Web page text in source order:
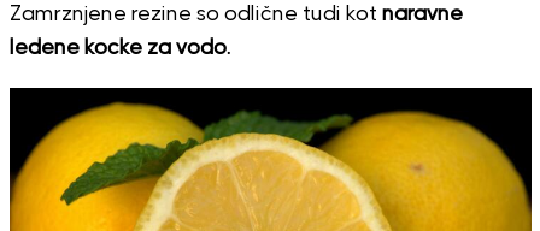
Zamrznjene rezine so odlične tudi kot naravne
ledene kocke za vodo.